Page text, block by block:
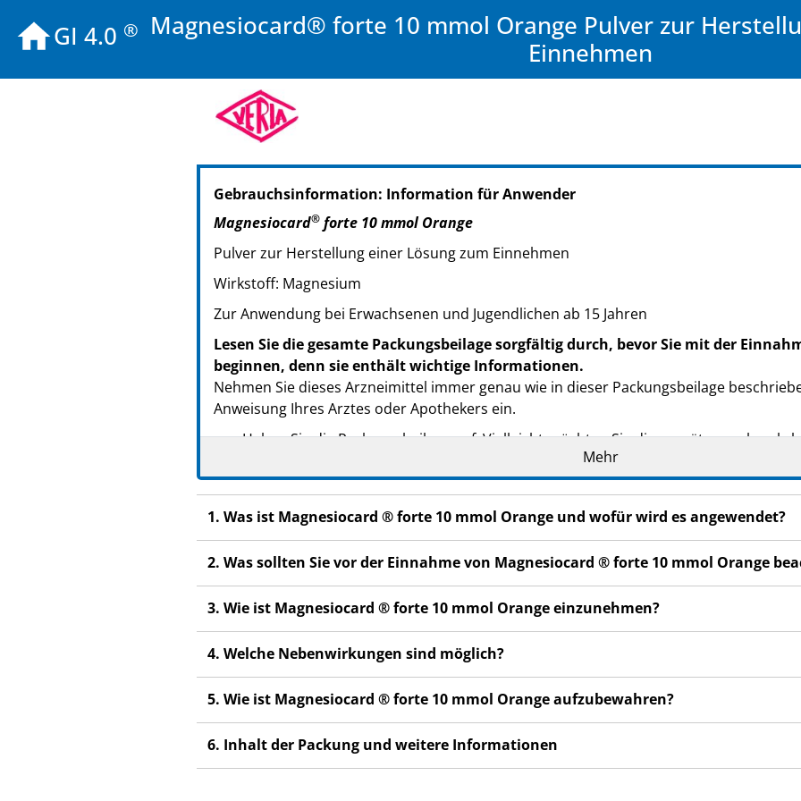
GI 4.0 ® Magnesiocard® forte 10 mmol Orange Pulver zur
Einnehmen
PZN: 02470336
PPN: 110247033633
PZN: 02470342
PPN: 110247034296
PZN: 02470359
PPN: 110247035986
Gebrauchsinformation: Information für Anwender
Magnesiocard® forte 10 mmol Orange
Pulver zur Herstellung einer Lösung zum Einnehmen
Wirkstoff: Magnesium
Zur Anwendung bei Erwachsenen und Jugendlichen ab 15 Jahren
Lesen Sie die gesamte Packungsbeilage sorgfältig durch, bevor Sie mit der
beginnen, denn sie enthält wichtige Informationen.
Nehmen Sie dieses Arzneimittel immer genau wie in dieser Packungsbeilage
Anweisung Ihres Arztes oder Apothekers ein.
Heben Sie die Packungsbeilage auf. Vielleicht möchten Sie diese später nochmals
Fragen Sie Ihren Arzt oder Apotheker, wenn Sie weitere Informationen oder einen
Wenn Sie Nebenwirkungen bemerken, wenden Sie sich an Ihren Arzt oder
Nebenwirkungen, die nicht in dieser Packungsbeilage angegeben sind. Siehe
Wenn Sie sich nach 4-6 Wochen nicht besser oder gar schlechter fühlen, wenden
Mehr
1. Was ist Magnesiocard ® forte 10 mmol Orange und wofür wird es angewendet?
2. Was sollten Sie vor der Einnahme von Magnesiocard ® forte 10 mmol Orange
3. Wie ist Magnesiocard ® forte 10 mmol Orange einzunehmen?
4. Welche Nebenwirkungen sind möglich?
5. Wie ist Magnesiocard ® forte 10 mmol Orange aufzubewahren?
6. Inhalt der Packung und weitere Informationen